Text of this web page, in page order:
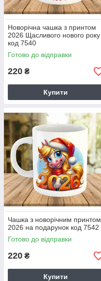
Новорічна чашка з принтом
2026 Щасливого нового року
код 7540
Готово до відправки
220 ₴
Купити
Чашка з новорічним принтом
2026 на подарунок код 7542
Готово до відправки
220 ₴
Купити